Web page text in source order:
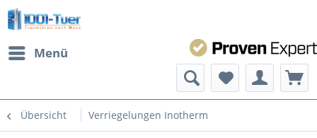
Menü
Übersicht Verriegelungen Inotherm